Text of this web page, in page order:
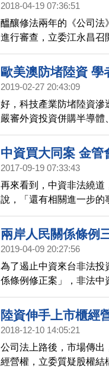
2018-04-19 07:36:51
醞釀修法兩年的《公司法
進行審查，立委江永昌召
時，也必須把國安納入考
永昌 以去年的大同案為
繞道香港券商，經由台
綁、不設防，這類例子恐
歐美澳防堵陸資 學
2019-02-27 20:43:09
好，科技產業防堵陸資滲
嚴審外資投資併購半導
資滲透台灣企業，或竊取
入人頭罪，來杜絕陸資，
中資買大同案 金管
2017-09-19 07:33:43
再來看到，中資非法繞道
說，「還有相關進一步的
露，有永豐金員工向金管
炒作大同。顧立雄昨天還
貸款案，都會重查。
兩岸人民關係條例
2019-04-09 20:27:56
為了遏止中資來台非法投
係條例修正案」，非法
元，陸委會也表態，後續
陸資伸手上市櫃經
2018-12-10 14:05:21
公司法上路後，市場傳出
經營權，立委質疑股權結